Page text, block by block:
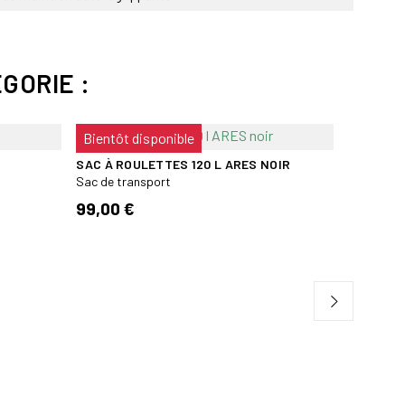
pour cadenas
:
Bientôt disponible
SAC À ROULETTES 120 L ARES NOIR
Sac de transport
99,00 €